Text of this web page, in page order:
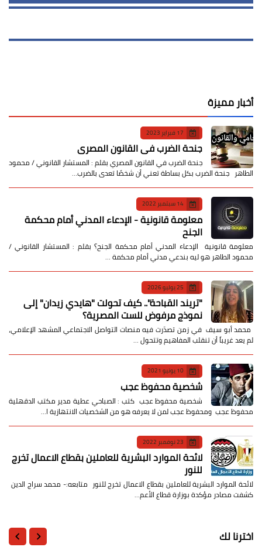
أخبار مميزة
17 فبراير 2023
جنحة الضرب في القانون المصري
جنحة الضرب في القانون المصري بقلم : المستشار القانوني / محمود
الطاهر جنحة الضرب بكل بساطة تعني أن شخصًا تعدى بالضرب…
14 سبتمبر 2022
معلومة قانونية - الإدعاء المدني أمام محكمة
الجنح
معلومة قانونية الإدعاء المدني أمام محكمة الجنح؟ بقلم : المستشار القانوني /
محمود الطاهر هو ليه بندعي مدني أمام محكمة …
25 يوليو 2026
​"تريند القباحة".. كيف تحولت "هايدي زيدان" إلى
نموذج مرفوض للست المصرية؟
​ محمد أبو سيف ​في زمن تصدّرت فيه منصات التواصل الاجتماعي المشهد الإعلامي،
لم يعد غريباً أن تنقلب المفاهيم وتتحول …
10 يونيو 2021
شخصية محفوظ عجب
شخصية محفوظ عجب كتب : الصباحي عطية مدير مكتب الدقهلية
محفوظ عجب ومحفوظ عجب لمن لا يعرفه هو من الشخصيات الانتهازية ا…
23 نوفمبر 2022
لائحة الموارد البشرية للعاملين بقطاع الاعمال تخرج
للنور
لائحة الموارد البشرية للعاملين بقطاع الاعمال تخرج للنور متابعه:- محمد سراج الدين
كشفت مصادر مؤكدة بوزارة قطاع الأعم…
اخترنا لك